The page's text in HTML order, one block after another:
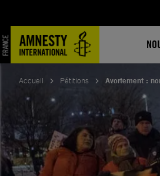
contenu
Accueil Pétitions Avortement :